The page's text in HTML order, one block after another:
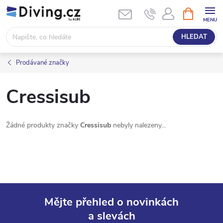
Přejít
na
obsah
HLEDAT
NÁKUPNÍ
KOŠÍK
Prodávané značky
Cressisub
Žádné produkty značky Cressisub nebyly nalezeny...
Mějte přehled o novinkách
a slevách